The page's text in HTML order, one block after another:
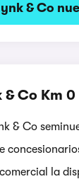
& Co
& Co Km 0
& Co
la